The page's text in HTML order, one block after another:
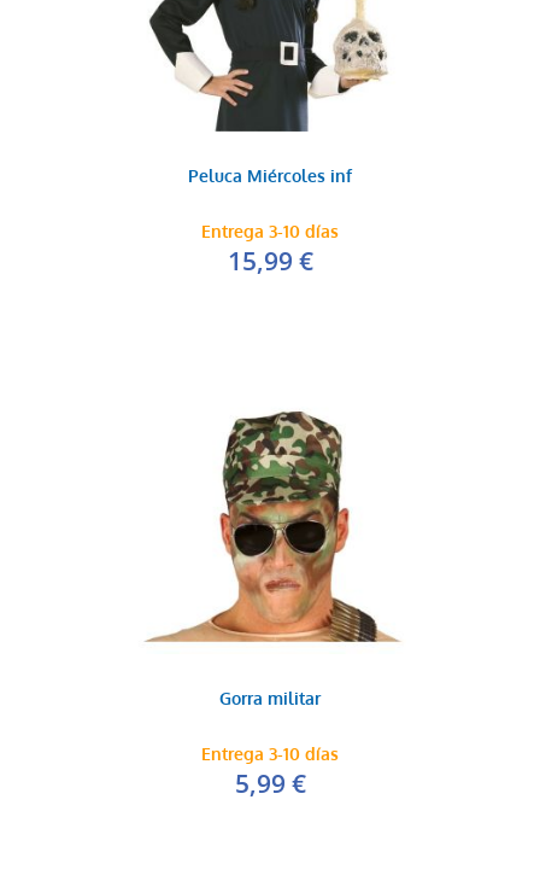
Peluca Miércoles inf
Entrega 3-10 días
15,99 €
Gorra militar
Entrega 3-10 días
5,99 €